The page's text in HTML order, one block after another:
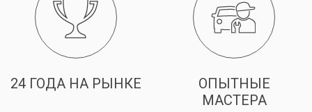
24 ГОДА НА РЫНКЕ
ОПЫТНЫЕ
МАСТЕРА